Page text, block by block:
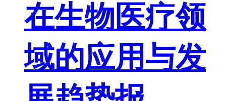
在生物医疗领
域的应用与发